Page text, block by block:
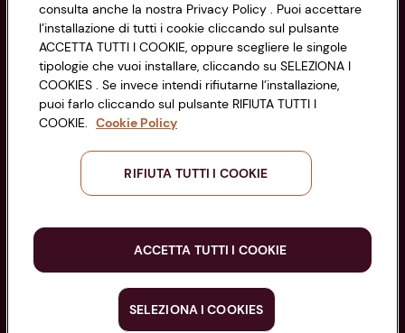
Servizio clienti
Seguici sui Social:
Scarica l'app
consulta anche la nostra Privacy Policy . Puoi accettare
l’installazione di tutti i cookie cliccando sul pulsante
ACCETTA TUTTI I COOKIE, oppure scegliere le singole
tipologie che vuoi installare, cliccando su SELEZIONA I
COOKIES . Se invece intendi rifiutarne l’installazione,
puoi farlo cliccando sul pulsante RIFIUTA TUTTI I
COOKIE. Cookie Policy
RIFIUTA TUTTI I COOKIE
ACCETTA TUTTI I COOKIE
SELEZIONA I COOKIES